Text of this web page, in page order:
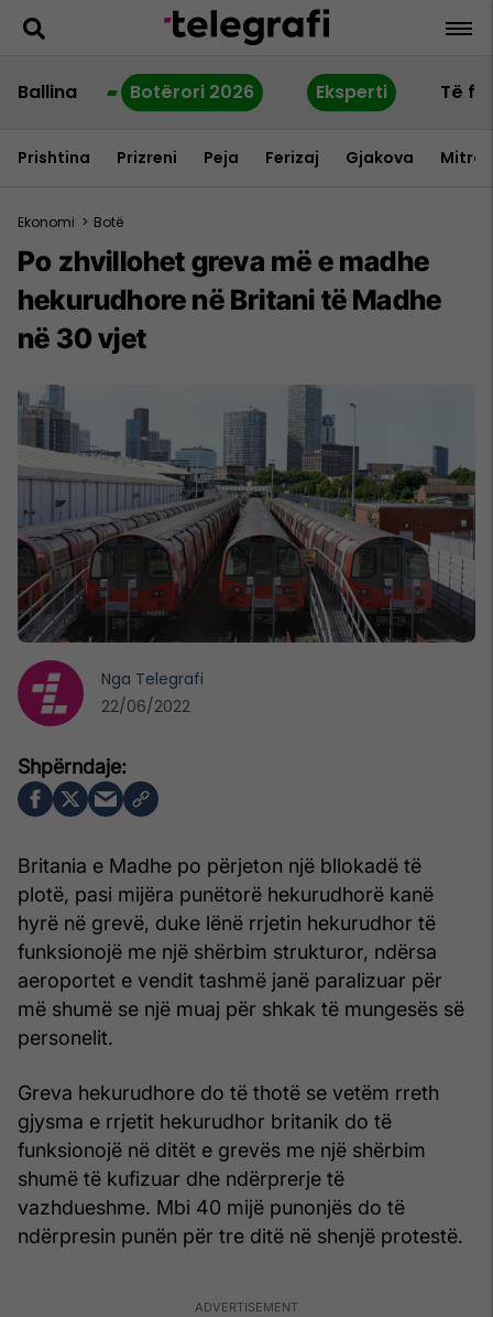
Ballina Botërori 2026 Eksperti Të
Prishtina Prizreni Peja Ferizaj Gjakova
Ekonomi > Botë
Po zhvillohet greva më e madhe
hekurudhore në Britani të Madhe
në 30 vjet
Britania e Madhe po përjeton një bllokadë të
plotë, pasi mijëra punëtorë hekurudhorë kanë
hyrë në grevë, duke lënë rrjetin hekurudhor të
funksionojë me një shërbim strukturor, ndërsa
aeroportet e vendit tashmë janë paralizuar për
më shumë se një muaj për shkak të mungesës së
personelit.
Greva hekurudhore do të thotë se vetëm rreth
gjysma e rrjetit hekurudhor britanik do të
funksionojë në ditët e grevës me një shërbim
shumë të kufizuar dhe ndërprerje të
vazhdueshme. Mbi 40 mijë punonjës do të
ndërpresin punën për tre ditë në shenjë protestë.
Nga Telegrafi
22/06/2022